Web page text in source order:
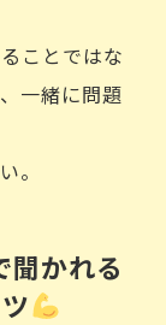
ことではな
一緒に問題
。
かれる